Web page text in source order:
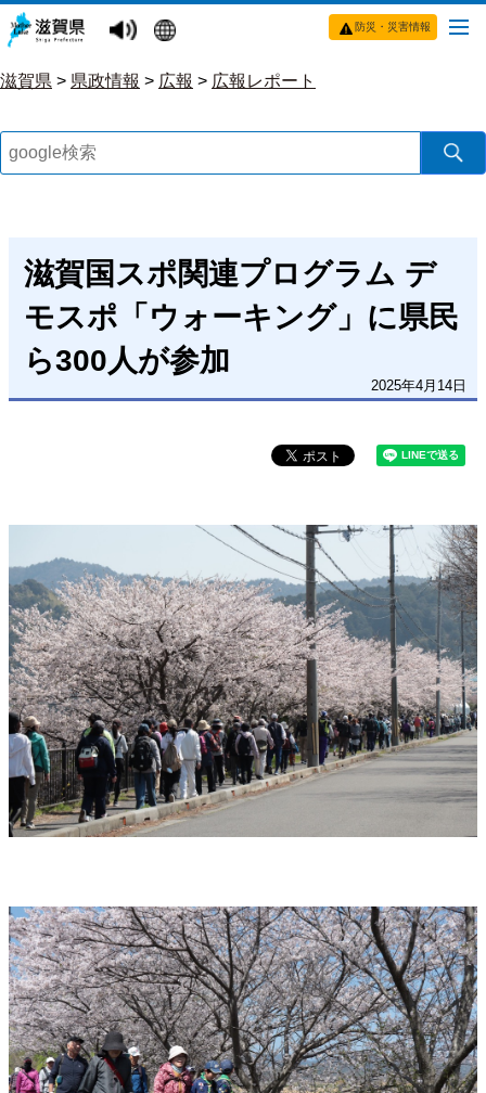
防災・災害情報
滋賀県 > 県政情報 > 広報 > 広報レポート
滋賀国スポ関連プログラム デ
モスポ「ウォーキング」に県民
ら300人が参加
2025年4月14日